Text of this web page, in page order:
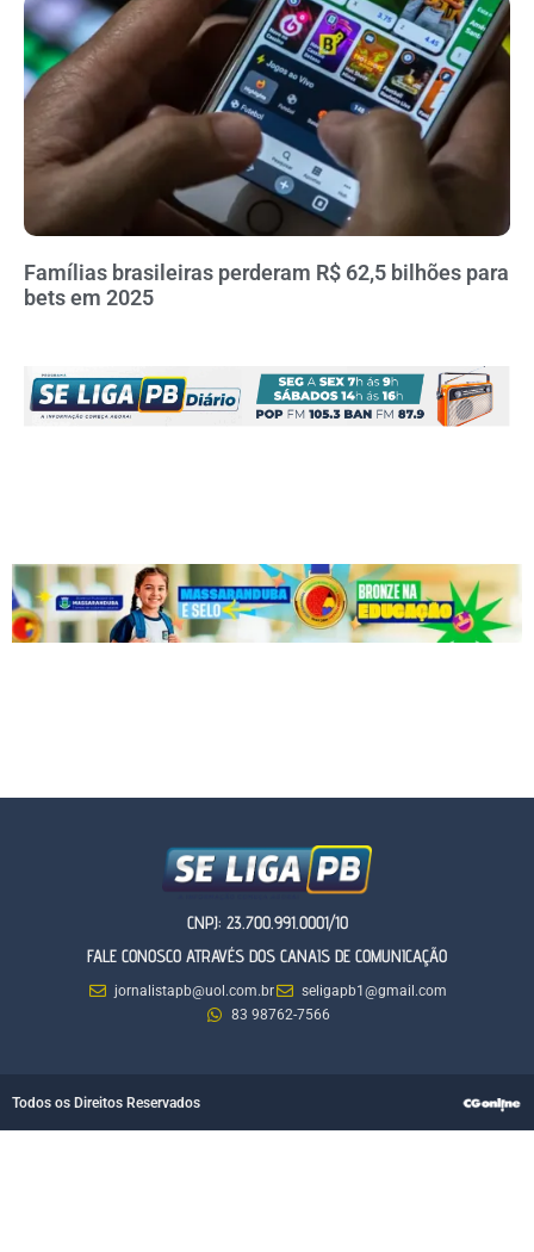
Famílias brasileiras perderam R$ 62,5 bilhões para
bets em 2025
CNPJ: 23.700.991.0001/10
FALE CONOSCO ATRAVÉS DOS CANAIS DE COMUNICAÇÃO
jornalistapb@uol.com.br
seligapb1@gmail.com
83 98762-7566
Todos os Direitos Reservados